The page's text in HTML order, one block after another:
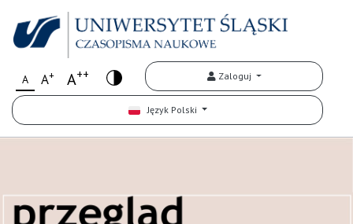
A A+ A++ Zaloguj
Język Polski